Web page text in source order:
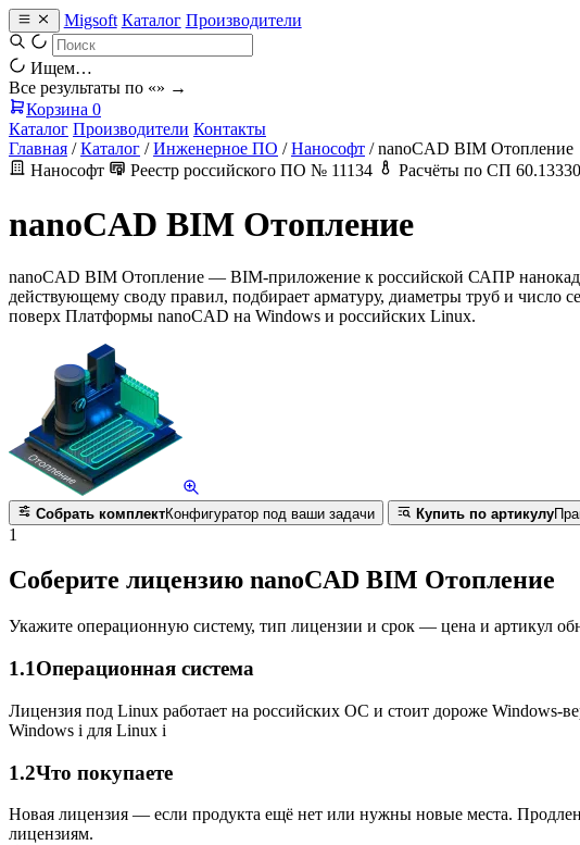
Migsoft Каталог Производители
Ищем…
Все результаты по «» →
Корзина 0
Каталог Производители Контакты
Главная / Каталог / Инженерное ПО / Нанософт / nanoCAD BIM Отопление
Нанософт
Реестр российского ПО № 11134 Расчёты по СП
nanoCAD BIM Отопление
nanoCAD BIM Отопление — BIM-приложение к российской САПР нанокад
действующему своду правил, подбирает арматуру, диаметры труб и число
поверх Платформы nanoCAD на Windows и российских Linux.
Собрать комплектКонфигуратор под ваши задачи Купить по артикулу
1
Соберите лицензию nanoCAD BIM Отопление
Укажите операционную систему, тип лицензии и срок — цена и артикул
1.1Операционная система
Лицензия под Linux работает на российских ОС и стоит дороже Windows-
Windows i для Linux i
1.2Что покупаете
Новая лицензия — если продукта ещё нет или нужны новые места.
лицензиям.